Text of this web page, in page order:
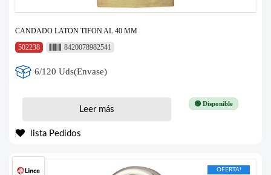
CANDADO LATON TIFON AL 40 MM
502238
8420078982541
6/120 Uds(Envase)
🟢 Disponible
Leer más
lista Pedidos
OFERTA!